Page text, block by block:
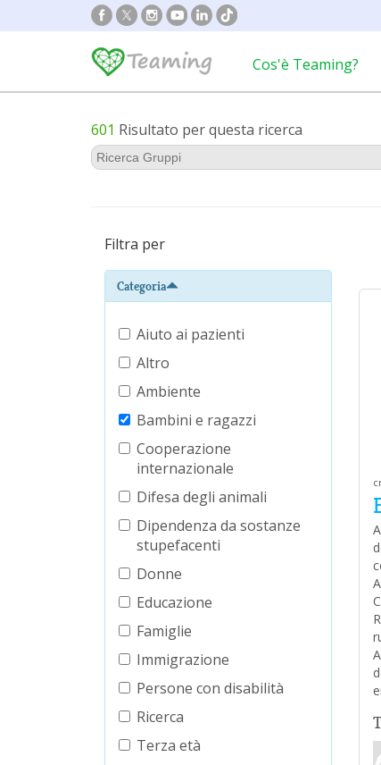
Cos'è Teaming?
601 Risultato per questa ricerca
Filtra per
Categoria
Aiuto ai pazienti
Altro
Ambiente
Bambini e ragazzi
Cooperazione
internazionale
Difesa degli animali
Dipendenza da sostanze
stupefacenti
Donne
Educazione
Famiglie
Immigrazione
Persone con disabilità
Ricerca
Terza età